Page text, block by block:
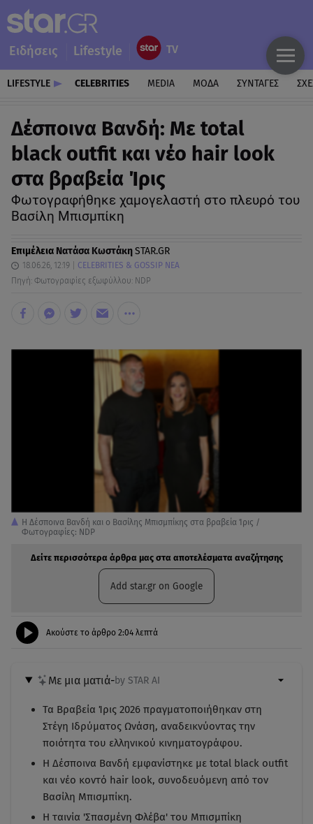
Ειδήσεις Lifestyle
LIFESTYLE CELEBRITIES MEDIA ΜΟΔΑ ΣΥΝΤΑΓΕΣ
Δέσποινα Βανδή: Με total
black outfit και νέο hair look
στα βραβεία Ίρις
Φωτογραφήθηκε χαμογελαστή στο πλευρό του
Βασίλη Μπισμπίκη
Επιμέλεια Νατάσα ΚωστάκηSTAR.GR
18.06.26, 12:19
CELEBRITIES & GOSSIP ΝΕΑ
Πηγή: Φωτογραφίες εξωφύλλου: NDP
H Δέσποινα Βανδή και ο Βασίλης Μπισμπίκης στα βραβεία Ίρις /
Φωτογραφίες: NDP
Δείτε περισσότερα άρθρα μας στα αποτελέσματα αναζήτησης
Add star.gr on Google
Ακούστε το άρθρο 2:04 λεπτά
Με μια ματιά-by STAR AI
Τα Βραβεία Ίρις 2026 πραγματοποιήθηκαν στη
Στέγη Ιδρύματος Ωνάση, αναδεικνύοντας την
ποιότητα του ελληνικού κινηματογράφου.
Η Δέσποινα Βανδή εμφανίστηκε με total black outfit
και νέο κοντό hair look, συνοδευόμενη από τον
Βασίλη Μπισμπίκη.
Η ταινία 'Σπασμένη Φλέβα' του Μπισμπίκη